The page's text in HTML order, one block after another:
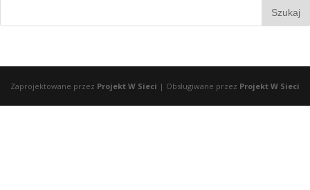
Zaprojektowane przez Projekt W Sieci | Obsługiwane przez Projekt W Sieci